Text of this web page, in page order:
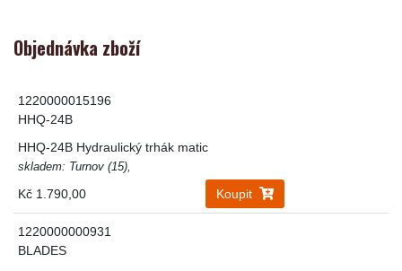
Objednávka zboží
1220000015196
HHQ-24B
HHQ-24B Hydraulický trhák matic
skladem: Turnov (15),
Kč 1.790,00 Koupit
1220000000931
BLADES